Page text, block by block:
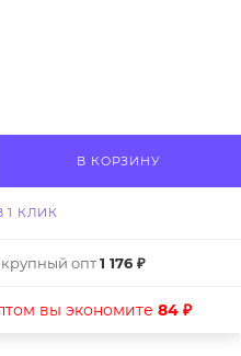
В КОРЗИНУ
1 КЛИК
опт1 176 ₽
вы экономите 84 ₽